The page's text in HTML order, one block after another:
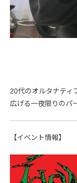
20代のオルタナティ
広げる一夜限りのパ
【イベント情報】